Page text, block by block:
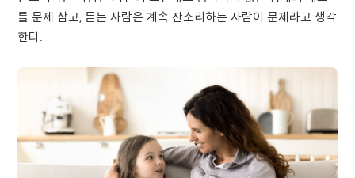
를 문제 삼고, 듣는 사람은 계속 잔소리하는 사람이 문제라고 생각
한다.